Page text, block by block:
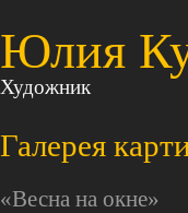
Юлия
Художник
Галерея
«Весна на окне»